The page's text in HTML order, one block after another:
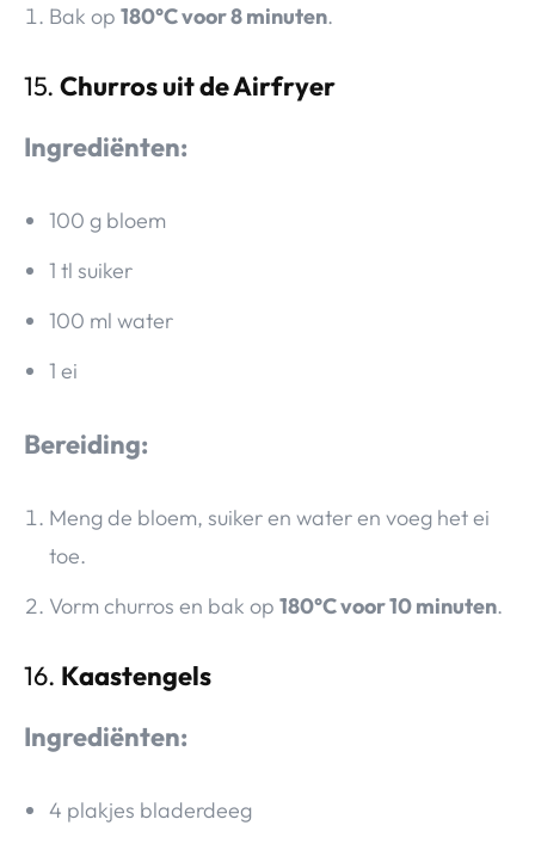
Bak op 180°C voor 8 minuten.
15. Churros uit de Airfryer
Ingrediënten:
100 g bloem
1 tl suiker
100 ml water
1 ei
Bereiding:
Meng de bloem, suiker en water en voeg het ei
toe.
Vorm churros en bak op 180°C voor 10 minuten.
16. Kaastengels
Ingrediënten:
4 plakjes bladerdeeg